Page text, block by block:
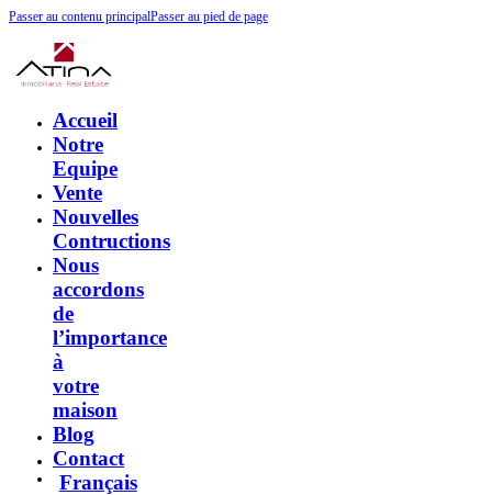
Passer au contenu principalPasser au pied de page
Accueil
Notre
Equipe
Vente
Nouvelles
Contructions
Nous
accordons
de
l’importance
à
votre
maison
Blog
Contact
Français